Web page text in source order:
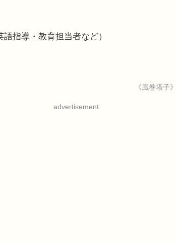
指導・教育担当者など）
《風巻塔子》
advertisement